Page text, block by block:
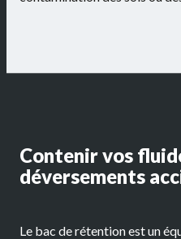
Contenir vos
déversements
Le bac de rétentionest un